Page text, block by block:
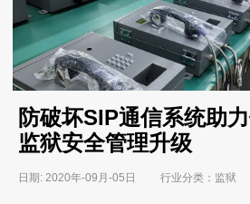
防破坏SIP通信系统助
监狱安全管理升级
日期: 2020年-09月-05日 行业分类：监